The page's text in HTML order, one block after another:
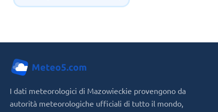
I dati meteorologici di Mazowieckie provengono da
autorità meteorologiche ufficiali di tutto il mondo,